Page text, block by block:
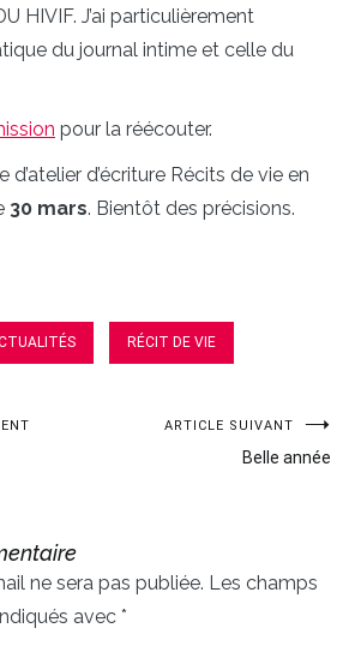
HIVIF. J’ai particulièrement
du journal intime et celle du
pour la réécouter.
d’atelier d’écriture Récits de vie en
30 mars. Bientôt des précisions.
RÉCIT DE VIE
ARTICLE SUIVANT
Belle année
ne sera pas publiée. Les champs
avec *